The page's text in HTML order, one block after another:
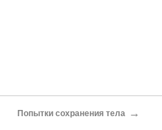
Попытки сохранения тела →